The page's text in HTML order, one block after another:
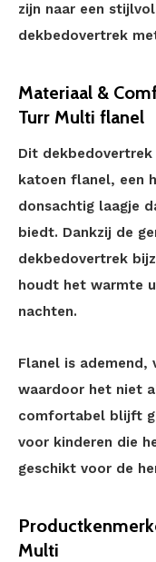
zijn naar een
dekbedovertrek
Materiaal &
Turr Multi flanel
Dit dekbedovertrek
katoen flanel, een
donsachtig laagje
biedt. Dankzij de
dekbedovertrek
houdt het warmte
nachten.
Flanel is ademend,
waardoor het niet
comfortabel blijft
voor kinderen die
geschikt voor de
Multi